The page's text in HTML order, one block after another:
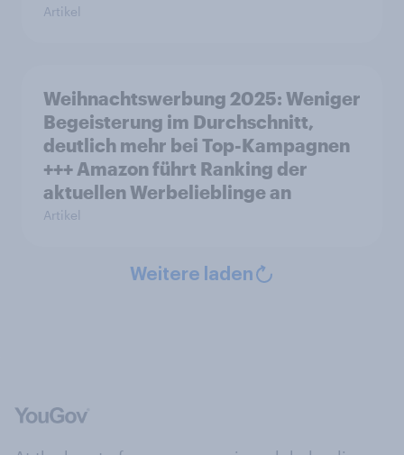
Artikel
Weihnachtswerbung 2025: Weniger
Begeisterung im Durchschnitt,
deutlich mehr bei Top-Kampagnen
+++ Amazon führt Ranking der
aktuellen Werbelieblinge an
Artikel
Weitere laden